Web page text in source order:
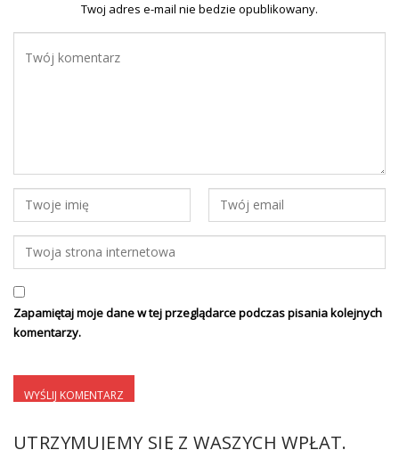
Twoj adres e-mail nie bedzie opublikowany.
Zapamiętaj moje dane w tej przeglądarce podczas pisania kolejnych
komentarzy.
UTRZYMUJEMY SIĘ Z WASZYCH WPŁAT.